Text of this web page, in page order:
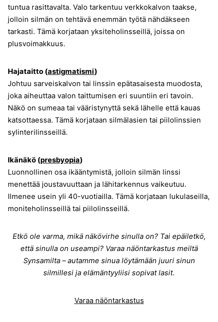
tuntua rasittavalta. Valo tarkentuu verkkokalvon taakse,
jolloin silmän on tehtävä enemmän työtä nähdäkseen
tarkasti. Tämä korjataan yksiteholinsseillä, joissa on
plusvoimakkuus.
Hajataitto (astigmatismi)
Johtuu sarveiskalvon tai linssin epätasaisesta muodosta,
joka aiheuttaa valon taittumisen eri suuntiin eri tavoin.
Näkö on sumeaa tai vääristynyttä sekä lähelle että kauas
katsottaessa. Tämä korjataan silmälasien tai piilolinssien
sylinterilinsseillä.
Ikänäkö (presbyopia)
Luonnollinen osa ikääntymistä, jolloin silmän linssi
menettää joustavuuttaan ja lähitarkennus vaikeutuu.
Ilmenee usein yli 40-vuotiailla. Tämä korjataan lukulaseilla,
moniteholinsseillä tai piilolinsseillä.
Etkö ole varma, mikä näkövirhe sinulla on? Tai epäiletkö,
että sinulla on useampi? Varaa näöntarkastus meiltä
Synsamilta – autamme sinua löytämään juuri sinun
silmillesi ja elämäntyyliisi sopivat lasit.
Varaa näöntarkastus